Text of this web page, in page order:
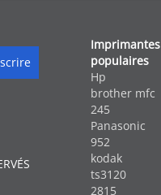
Imprimantes
populaires
Hp
brother mfc
245
Panasonic
952
kodak
ts3120
2815